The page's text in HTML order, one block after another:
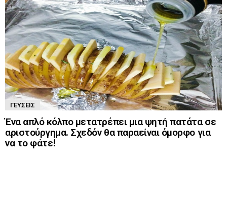
ΓΕΎΣΕΙΣ
Ένα απλό κόλπο μετατρέπει μια ψητή πατάτα σε
αριστούργημα. Σχεδόν θα παραείναι όμορφο για
να το φάτε!